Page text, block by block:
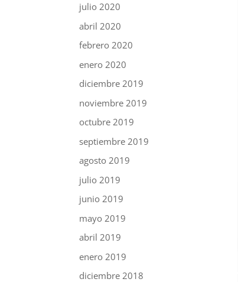
julio 2020
abril 2020
febrero 2020
enero 2020
diciembre 2019
noviembre 2019
octubre 2019
septiembre 2019
agosto 2019
julio 2019
junio 2019
mayo 2019
abril 2019
enero 2019
diciembre 2018